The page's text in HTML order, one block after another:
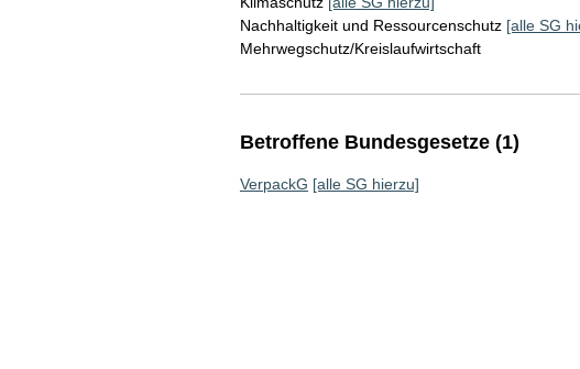
Nachhaltigkeit und Ressourcenschutz [alle SG
Mehrwegschutz/Kreislaufwirtschaft
Betroffene Bundesgesetze (1)
VerpackG [alle SG hierzu]